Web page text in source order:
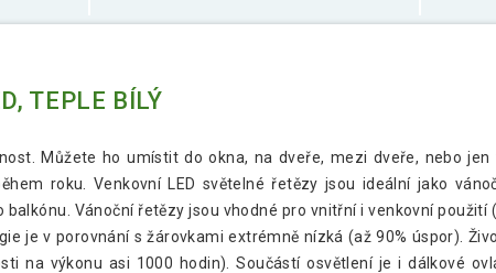
TEPLE BÍLÝ
Můžete ho umístit do okna, na dveře, mezi dveře, nebo
roku. Venkovní LED světelné řetězy jsou ideální jako
Vánoční řetězy jsou vhodné pro vnitřní i venkovní použití
je v porovnání s žárovkami extrémně nízká (až 90% úspor).
na výkonu asi 1000 hodin). Součástí osvětlení je i dálkové